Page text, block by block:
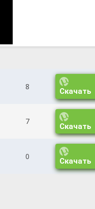
8 Скачать
7 Скачать
0 Скачать